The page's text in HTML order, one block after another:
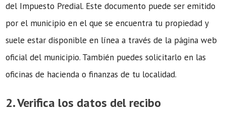
del Impuesto Predial. Este documento puede ser emitido
por el municipio en el que se encuentra tu propiedad y
suele estar disponible en línea a través de la página web
oficial del municipio. También puedes solicitarlo en las
oficinas de hacienda o finanzas de tu localidad.
2. Verifica los datos del recibo